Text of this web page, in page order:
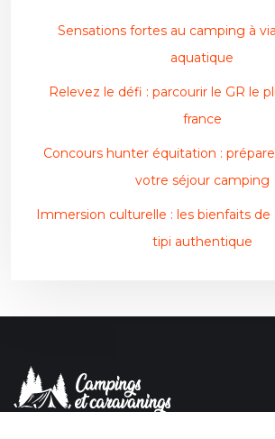
Sensations fortes au camping à
aquatique
Relevez le défi : parcourir le GR le
france
Concours hunter équitation :
votre séjour camping
Immersion culturelle : les bienfaits de
tipi authentique